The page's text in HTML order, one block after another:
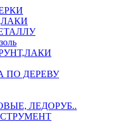
ПО ДЕРЕВУ
ЛЕДОРУБ..